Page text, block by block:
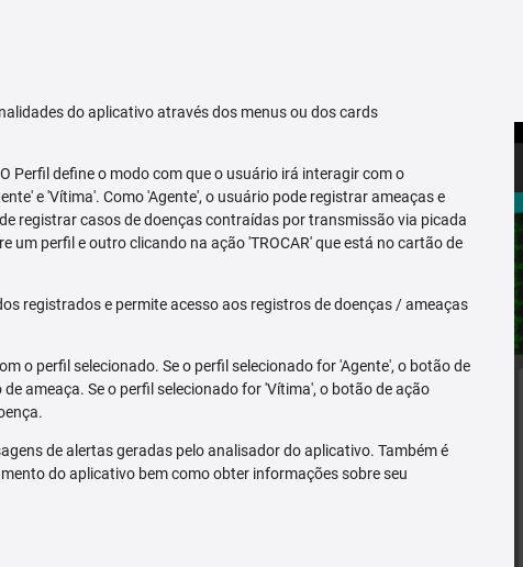
do aplicativo através dos menus ou dos cards
Perfil define o modo com que o usuário irá interagir com o
e 'Vítima'. Como 'Agente', o usuário pode registrar ameaças e
registrar casos de doenças contraídas por transmissão via picada
um perfil e outro clicando na ação 'TROCAR' que está no cartão de
registrados e permite acesso aos registros de doenças / ameaças
o perfil selecionado. Se o perfil selecionado for 'Agente', o botão de
ameaça. Se o perfil selecionado for 'Vítima', o botão de ação
de alertas geradas pelo analisador do aplicativo. Também é
do aplicativo bem como obter informações sobre seu